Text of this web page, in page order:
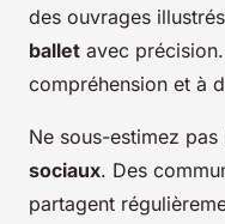
des ouvrages
ballet avec
compréhension et à
Ne sous-estimez
sociaux. Des
partagent